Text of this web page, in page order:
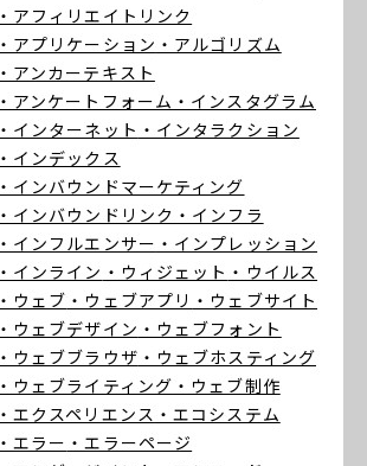
・アフィリエイトリンク
・アプリケーション ・アルゴリズム
・アンカーテキスト
・アンケートフォーム ・インスタグラム
・インターネット ・インタラクション
・インデックス
・インバウンドマーケティング
・インバウンドリンク ・インフラ
・インフルエンサー ・インプレッション
・インライン ・ウィジェット ・ウイルス
・ウェブ ・ウェブアプリ ・ウェブサイト
・ウェブデザイン ・ウェブフォント
・ウェブブラウザ ・ウェブホスティング
・ウェブライティング ・ウェブ制作
・エクスペリエンス ・エコシステム
・エラー ・エラーページ